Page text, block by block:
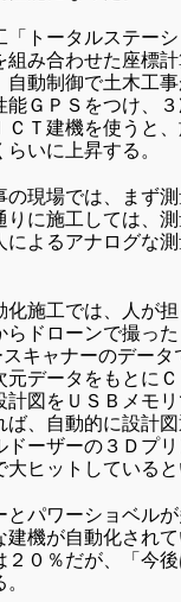
トータルステー
組み合わせた座標
自動制御で土木工
能ＧＰＳをつけ、
ＣＴ建機を使うと
いに上昇する。
現場では、まず測
りに施工しては、
によるアナログな
施工では、人が
ドローンで撮った
キャナーのデータ
元データをもとに
計図をＵＳＢメモ
ば、自動的に設計
ドーザーの３Ｄプ
ヒットしていると
パワーショベルが
建機が自動化され
２０％だが、「今